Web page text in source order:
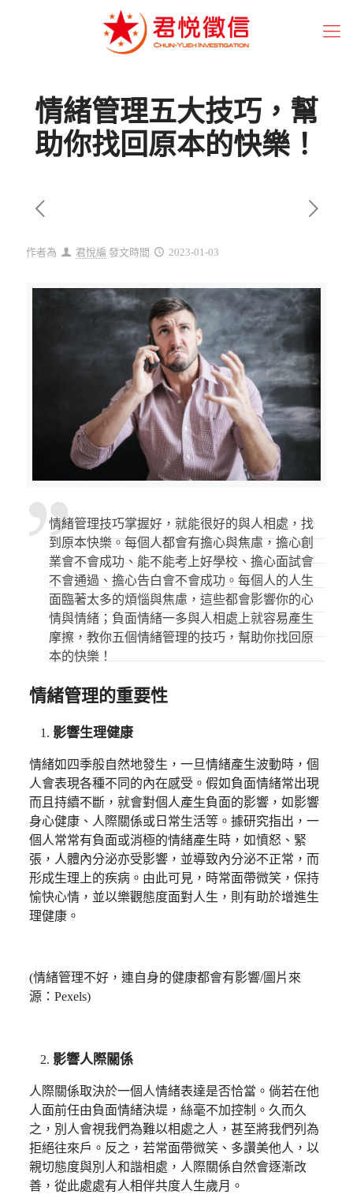
情緒管理五大技巧，幫
助你找回原本的快樂！
作者為 君悅編 發文時間 2023-01-03
情緒管理技巧掌握好，就能很好的與人相處，找
到原本快樂。每個人都會有擔心與焦慮，擔心創
業會不會成功、能不能考上好學校、擔心面試會
不會通過、擔心告白會不會成功。每個人的人生
面臨著太多的煩惱與焦慮，這些都會影響你的心
情與情緒；負面情緒一多與人相處上就容易產生
摩擦，教你五個情緒管理的技巧，幫助你找回原
本的快樂！
情緒管理的重要性
影響生理健康
情緒如四季般自然地發生，一旦情緒產生波動時，個
人會表現各種不同的內在感受。假如負面情緒常出現
而且持續不斷，就會對個人產生負面的影響，如影響
身心健康、人際關係或日常生活等。據研究指出，一
個人常常有負面或消極的情緒產生時，如憤怒、緊
張，人體內分泌亦受影響，並導致內分泌不正常，而
形成生理上的疾病。由此可見，時常面帶微笑，保持
愉快心情，並以樂觀態度面對人生，則有助於增進生
理健康。
(情緒管理不好，連自身的健康都會有影響/圖片來
源：Pexels)
影響人際關係
人際關係取決於一個人情緒表達是否恰當。倘若在他
人面前任由負面情緒決堤，絲毫不加控制。久而久
之，別人會視我們為難以相處之人，甚至將我們列為
拒絕往來戶。反之，若常面帶微笑、多讚美他人，以
親切態度與別人和諧相處，人際關係自然會逐漸改
善，從此處處有人相伴共度人生歲月。